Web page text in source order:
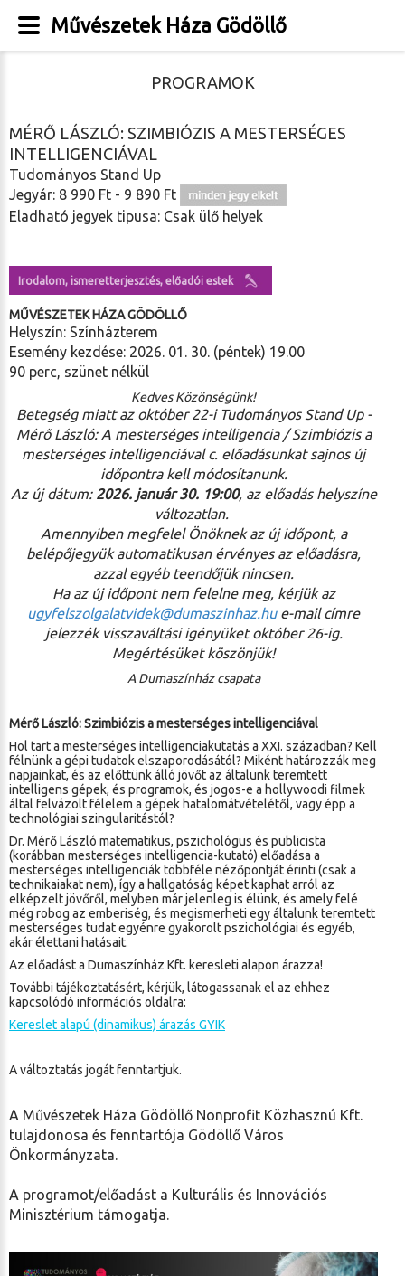
PROGRAMOK
MÉRŐ LÁSZLÓ: SZIMBIÓZIS A MESTERSÉGES
INTELLIGENCIÁVAL
Tudományos Stand Up
Jegyár: 8 990 Ft - 9 890 Ft
Eladható jegyek tipusa: Csak ülő helyek
Irodalom, ismeretterjesztés, előadói estek
MŰVÉSZETEK HÁZA GÖDÖLLŐ
Helyszín: Színházterem
Esemény kezdése: 2026. 01. 30. (péntek) 19.00
90 perc, szünet nélkül
Kedves Közönségünk!
Betegség miatt az október 22-i Tudományos Stand Up -
Mérő László: A mesterséges intelligencia / Szimbiózis a
mesterséges intelligenciával c. előadásunkat sajnos új
időpontra kell módosítanunk.
Az új dátum: 2026. január 30. 19:00, az előadás helyszíne
változatlan.
Amennyiben megfelel Önöknek az új időpont, a
belépőjegyük automatikusan érvényes az előadásra,
azzal egyéb teendőjük nincsen.
Ha az új időpont nem felelne meg, kérjük az
ugyfelszolgalatvidek@dumaszinhaz.hue-mail címre
jelezzék visszaváltási igényüket október 26-ig.
Megértésüket köszönjük!
A Dumaszínház csapata
Mérő László: Szimbiózis a mesterséges intelligenciával
Hol tart a mesterséges intelligenciakutatás a XXI. században? Kell
félnünk a gépi tudatok elszaporodásától? Miként határozzák meg
napjainkat, és az előttünk álló jövőt az általunk teremtett
intelligens gépek, és programok, és jogos-e a hollywoodi filmek
által felvázolt félelem a gépek hatalomátvételétől, vagy épp a
technológiai szingularitástól?
Dr. Mérő László matematikus, pszichológus és publicista
(korábban mesterséges intelligencia-kutató) előadása a
mesterséges intelligenciák többféle nézőpontját érinti (csak a
technikaiakat nem), így a hallgatóság képet kaphat arról az
elképzelt jövőről, melyben már jelenleg is élünk, és amely felé
még robog az emberiség, és megismerheti egy általunk teremtett
mesterséges tudat egyénre gyakorolt pszichológiai és egyéb,
akár élettani hatásait.
Az előadást a Dumaszínház Kft. keresleti alapon árazza!
További tájékoztatásért, kérjük, látogassanak el az ehhez
kapcsolódó információs oldalra:
Kereslet alapú (dinamikus) árazás GYIK
A változtatás jogát fenntartjuk.
A Művészetek Háza Gödöllő Nonprofit Közhasznú Kft.
tulajdonosa és fenntartója Gödöllő Város
Önkormányzata.
A programot/előadást a Kulturális és Innovációs
Minisztérium támogatja.
Művészetek Háza Gödöllő